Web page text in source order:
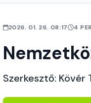
2026. 01. 26. 08:17 4
Szerkesztő: Kövér